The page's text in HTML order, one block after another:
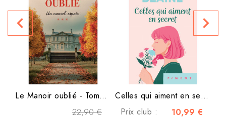
Le Manoir oublié - Tome 3 -...
22,90 €
Celles qui aiment en secret
Prix club :
10,99 €
navigate_before navigate_next